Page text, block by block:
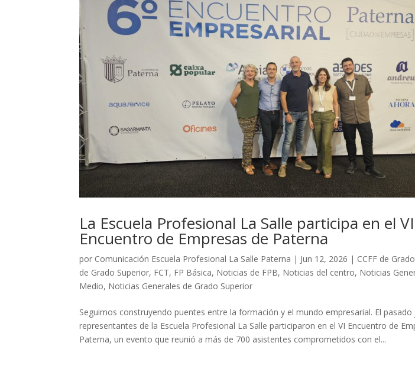
La Escuela Profesional La Salle participa en el VI
Encuentro de Empresas de Paterna
por Comunicación Escuela Profesional La Salle Paterna | Jun 12, 2026 | CCFF de
de Grado Superior, FCT, FP Básica, Noticias de FPB, Noticias del centro, Noticias
Medio, Noticias Generales de Grado Superior
Seguimos construyendo puentes entre la formación y el mundo empresarial. El pasado
representantes de la Escuela Profesional La Salle participaron en el VI Encuentro de
Paterna, un evento que reunió a más de 700 asistentes comprometidos con el...